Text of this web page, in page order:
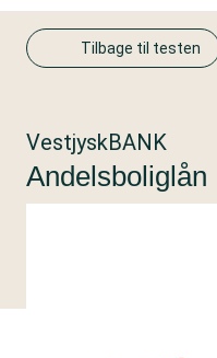
Tilbage til testen
VestjyskBANK
Andelsboliglån